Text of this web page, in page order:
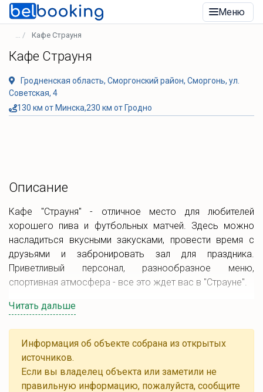
Меню
Кафе Страуня
Кафе Страуня
Гродненская область, Сморгонский район, Сморгонь, ул.
Советская, 4
130 км от Минска,230 км от Гродно
Описание
Кафе "Страуня" - отличное место для любителей
хорошего пива и футбольных матчей. Здесь можно
насладиться вкусными закусками, провести время с
друзьями и забронировать зал для праздника.
Приветливый персонал, разнообразное меню,
спортивная атмосфера - все это ждет вас в "Страуне".
Читать дальше
Информация об объекте собрана из открытых
источников.
Если вы владелец объекта или заметили не
правильную информацию, пожалуйста, сообщите